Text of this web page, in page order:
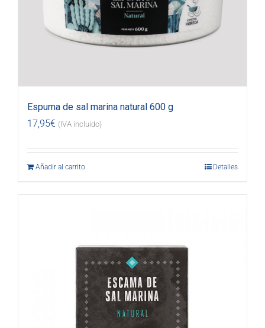
Espuma de sal marina natural 600 g
17,95€ (IVA incluido)
Añadir al carrito Detalles